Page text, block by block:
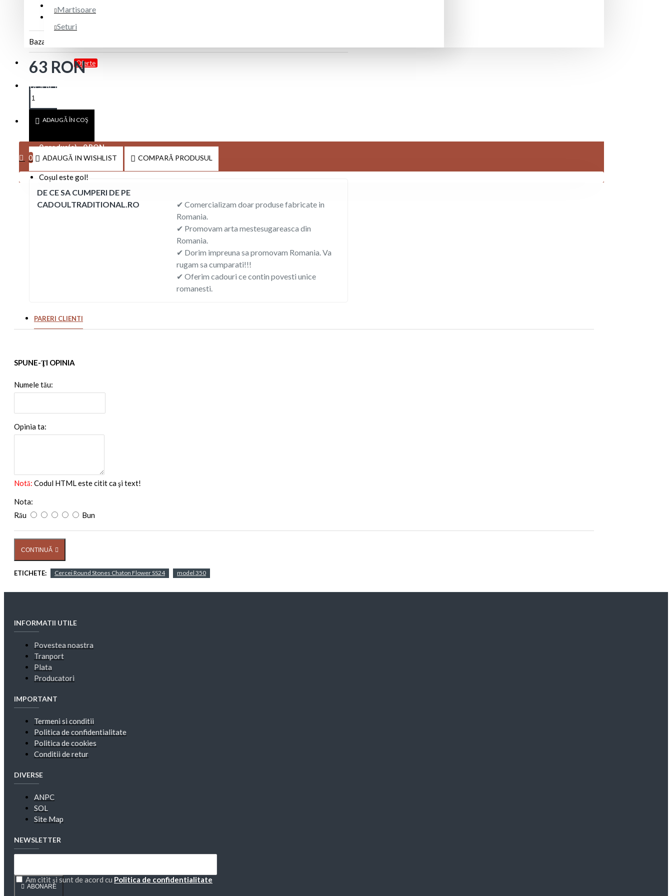
Martisoare
Seturi
PROMOTII Oferte
DESPRE NOI
Cont client
0 produs(e) - 0 RON
0
Coșul este gol!
BRAND:
Bazată pe 0 note.
63 RON
ADAUGĂ ÎN COŞ
ADAUGĂ IN WISHLIST COMPARĂ PRODUSUL
DE CE SA CUMPERI DE PE
CADOULTRADITIONAL.RO
✔ Comercializam doar produse fabricate in
Romania.
✔ Promovam arta mestesugareasca din
Romania.
✔ Dorim impreuna sa promovam Romania. Va
rugam sa cumparati!!!
✔ Oferim cadouri ce contin povesti unice
romanesti.
PARERI CLIENTI
SPUNE-ŢI OPINIA
Numele tău:
Opinia ta:
Notă: Codul HTML este citit ca şi text!
Nota:
Rău
Bun
CONTINUĂ
ETICHETE: Cercei Round Stones Chaton Flower SS24 model 350
INFORMATII UTILE
Povestea noastra
Tranport
Plata
Producatori
IMPORTANT
Termeni si conditii
Politica de confidentialitate
Politica de cookies
Conditii de retur
DIVERSE
ANPC
SOL
Site Map
NEWSLETTER
ABONARE
Am citit şi sunt de acord cu Politica de confidentialitate